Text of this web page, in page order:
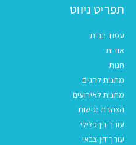
תפריט ניווט
עמוד הבית
אודות
חנות
מתנות לחגים
מתנות לאירועים
הצהרת נגישות
עורך דין פלילי
עורך דין צבאי